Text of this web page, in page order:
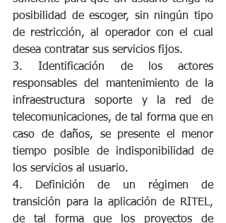
posibilidad de escoger, sin ningún tipo
de restricción, al operador con el cual
desea contratar sus servicios fijos.
3. Identificación de los actores
responsables del mantenimiento de la
infraestructura soporte y la red de
telecomunicaciones, de tal forma que en
caso de daños, se presente el menor
tiempo posible de indisponibilidad de
los servicios al usuario.
4. Definición de un régimen de
transición para la aplicación de RITEL,
de tal forma que los proyectos de